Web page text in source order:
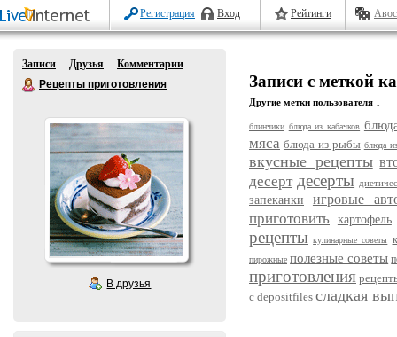
Регистрация Вход Рейтинги
Записи Друзья
Комментарии
Рецепты приготовления
В друзья
Записи с меткой
Другие метки пользователя ↓
блинчики блюда из кабачков
мяса блюда из рыбы блюда
вкусные рецепты
десерт десерты
запеканки игровые
приготовить картофель
рецепты кулинарные советы
пирожные полезные советы
приготовления
с depositfiles сладкая